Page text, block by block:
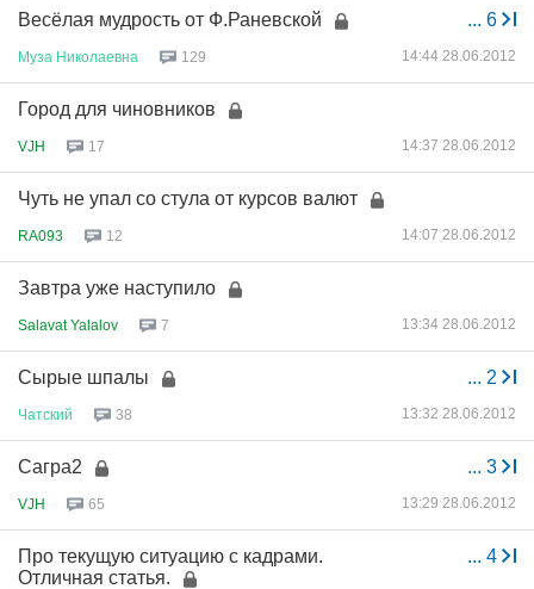
... 6
Весёлая мудрость от Ф.Раневской
Муза Николаевна 129 14:44 28.06.2012
Город для чиновников
VJH 17 14:37 28.06.2012
Чуть не упал со стула от курсов валют
RA093 12 14:07 28.06.2012
Завтра уже наступило
Salavat Yalalov 7 13:34 28.06.2012
... 2
Сырые шпалы
Чатский 38 13:32 28.06.2012
... 3
Сагра2
VJH 65 13:29 28.06.2012
... 4
Про текущую ситуацию с кадрами.
Отличная статья.